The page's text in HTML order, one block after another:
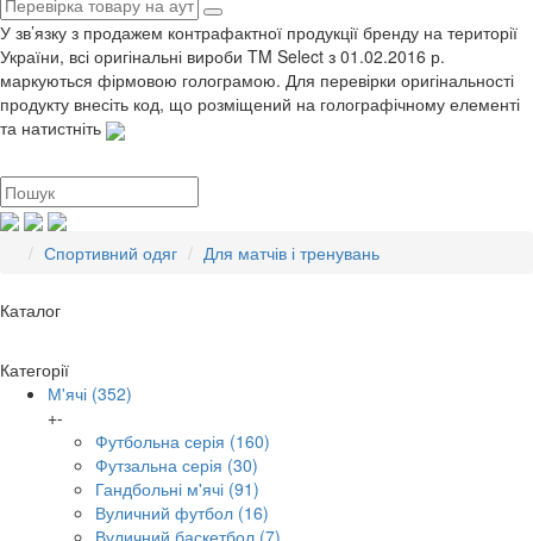
У зв’язку з продажем контрафактної продукції бренду на території
України, всі оригінальні вироби TM Select з 01.02.2016 р.
маркуються фірмовою голограмою. Для перевірки оригінальності
продукту внесіть код, що розміщений на голографічному елементі
та натистніть
Спортивний одяг Для матчів і тренувань
Каталог
Категорії
М'ячі (352)
+-
Футбольна серія (160)
Футзальна серія (30)
Гандбольні м'ячі (91)
Вуличний футбол (16)
Вуличний баскетбол (7)